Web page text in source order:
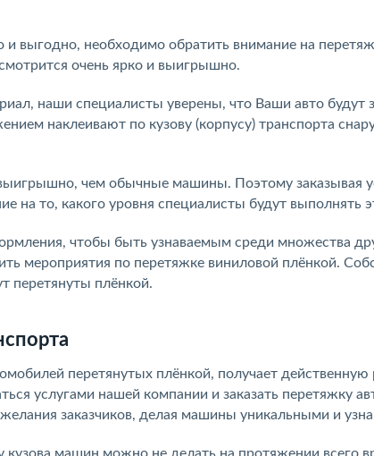
выгодно, необходимо обратить внимание на
очень ярко и выигрышно.
наши специалисты уверены, что Ваши авто будут
наклеивают по кузову (корпусу) транспорта
чем обычные машины. Поэтому заказывая
на то, какого уровня специалисты будут выполнять
чтобы быть узнаваемым среди множества
мероприятия по перетяжке виниловой плёнкой.
перетянуты плёнкой.
перетянутых плёнкой, получает
услугами нашей компании и заказать перетяжку
заказчиков, делая машины уникальными и